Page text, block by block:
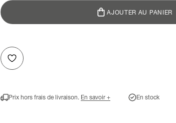
AJOUTER AU PANIER
Prix hors frais de livraison. En savoir + En stock